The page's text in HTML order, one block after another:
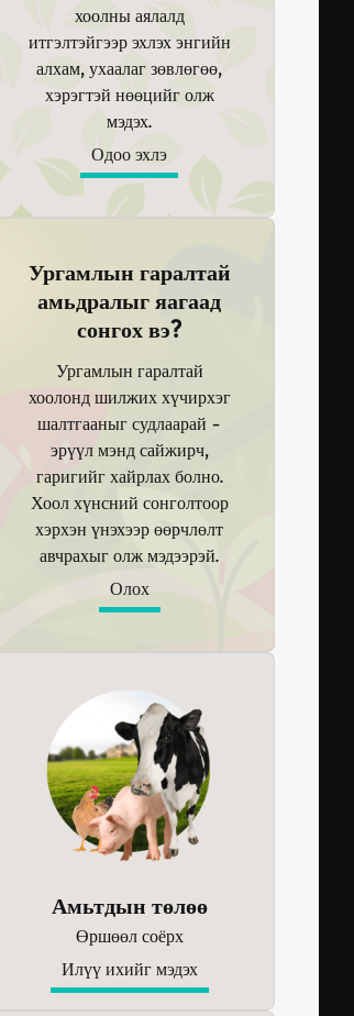
хоолны аялалд
итгэлтэйгээр эхлэх энгийн
алхам, ухаалаг зөвлөгөө,
хэрэгтэй нөөцийг олж
мэдэх.
Одоо эхлэ
Ургамлын гаралтай
амьдралыг яагаад
сонгох вэ?
Ургамлын гаралтай
хоолонд шилжих хүчирхэг
шалтгааныг судлаарай -
эрүүл мэнд сайжирч,
гаригийг хайрлах болно.
Хоол хүнсний сонголтоор
хэрхэн үнэхээр өөрчлөлт
авчрахыг олж мэдээрэй.
Олох
Амьтдын төлөө
Өршөөл соёрх
Илүү ихийг мэдэх